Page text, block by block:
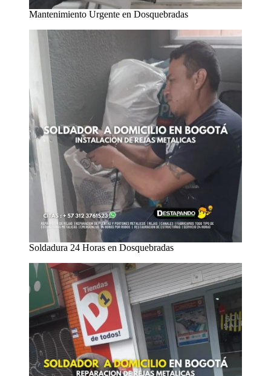
Mantenimiento Urgente en Dosquebradas
Soldadura 24 Horas en Dosquebradas